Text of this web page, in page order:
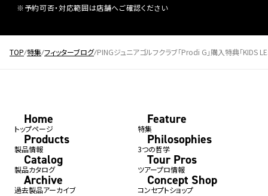
TOP 特集 フィッターブログ PINGジュニアゴルフクラブ「Prodi G」購入特典「KIDS
※予約可否・対応範囲は店舗へご確認ください
Home
トップページ
Products
製品情報
Catalog
製品カタログ
Archive
過去製品アーカイブ
Feature
特集
Philosophies
3つの哲学
Tour Pros
ツアープロ情報
Concept Shop
コンセプトショップ